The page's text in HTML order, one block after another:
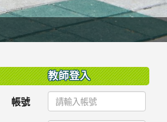
教師登入
帳號